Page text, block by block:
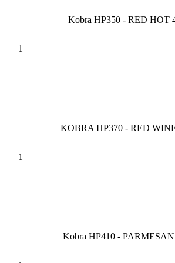
Kobra HP350 - RED HOT
KOBRA HP370 - RED
Kobra HP410 -